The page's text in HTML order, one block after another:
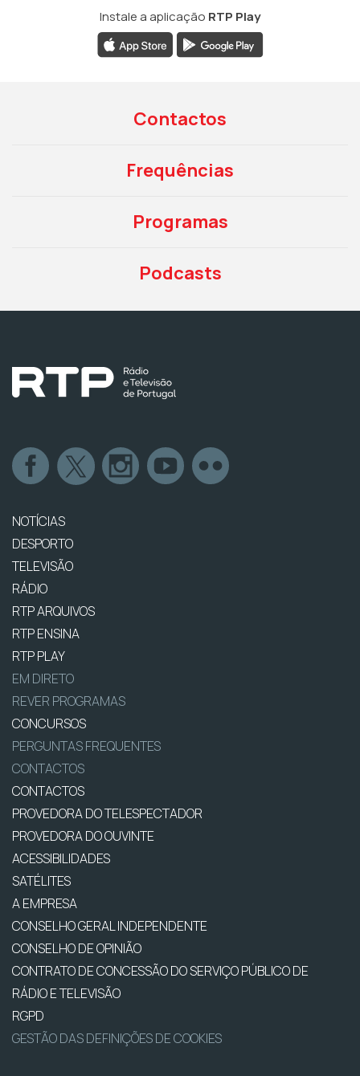
Instale a aplicação RTP Play
Contactos
Frequências
Programas
Podcasts
NOTÍCIAS
DESPORTO
TELEVISÃO
RÁDIO
RTP ARQUIVOS
RTP ENSINA
RTP PLAY
EM DIRETO
REVER PROGRAMAS
CONCURSOS
PERGUNTAS FREQUENTES
CONTACTOS
CONTACTOS
PROVEDORA DO TELESPECTADOR
PROVEDORA DO OUVINTE
ACESSIBILIDADES
SATÉLITES
A EMPRESA
CONSELHO GERAL INDEPENDENTE
CONSELHO DE OPINIÃO
CONTRATO DE CONCESSÃO DO SERVIÇO PÚBLICO DE
RÁDIO E TELEVISÃO
RGPD
GESTÃO DAS DEFINIÇÕES DE COOKIES